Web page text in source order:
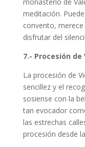
meditación.
convento,
disfrutar del
7.- Procesión de
La procesión de
sencillez y el
sosiense con la
tan evocador
las estrechas
procesión desde